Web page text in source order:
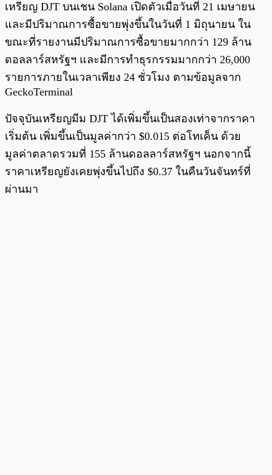
เหรียญ DJT บนเชน Solana เปิดตัวเมื่อวันที่ 21 เมษายน
และมีปริมาณการซื้อขายพุ่งขึ้นในวันที่ 1 มิถุนายน ใน
ขณะที่รายงานมีปริมาณการซื้อขายมากกว่า 129 ล้าน
ดอลลาร์สหรัฐฯ และมีการทำธุรกรรมมากกว่า 26,000
รายการภายในเวลาเพียง 24 ชั่วโมง ตามข้อมูลจาก
GeckoTerminal
ปัจจุบันเหรียญมีม DJT ได้เพิ่มขึ้นเป็นสองเท่าจากราคา
เริ่มต้น เพิ่มขึ้นเป็นมูลค่ากว่า $0.015 ต่อโทเค็น ด้วย
มูลค่าตลาดรวมที่ 155 ล้านดอลลาร์สหรัฐฯ นอกจากนี้
ราคาเหรียญยังเคยพุ่งขึ้นไปถึง $0.37 ในคืนวันจันทร์ที่
ผ่านมา